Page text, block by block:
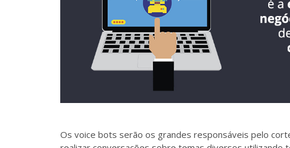
Os voice bots serão os grandes responsáveis pelo